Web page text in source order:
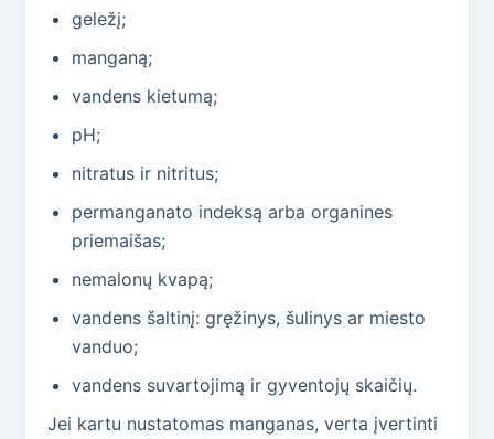
geležį;
manganą;
vandens kietumą;
pH;
nitratus ir nitritus;
permanganato indeksą arba organines
priemaišas;
nemalonų kvapą;
vandens šaltinį: gręžinys, šulinys ar miesto
vanduo;
vandens suvartojimą ir gyventojų skaičių.
Jei kartu nustatomas manganas, verta įvertinti